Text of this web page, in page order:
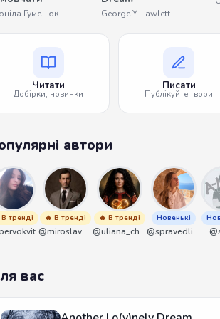
Гуменюк George Y. Lawlett
Читати
Добірки, новинки
Писати
Публікуйте твори
автори
В тренді 🔥 В тренді
@miroslavmaniyk
🔥 В тренді
@uliana_chernenko
Новенькі
@spravedliwa
вас